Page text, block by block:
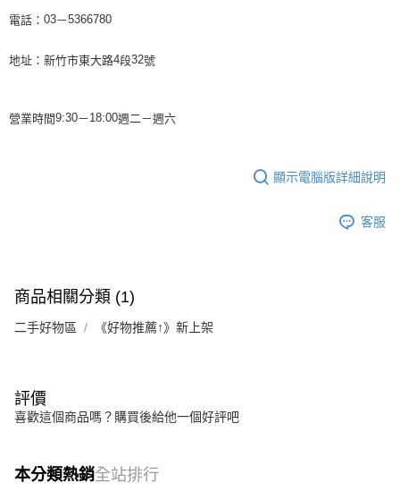
電話： 03－5366780
地址：新竹市東大路4段32號
營業時間9:30－18:00週二－週六
顯示電腦版詳細說明
客服
商品相關分類 (1)
二手好物區 《好物推薦↑》新上架
評價
喜歡這個商品嗎？購買後給他一個好評吧
本分類熱銷全站排行